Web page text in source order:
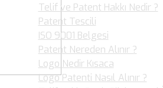
Telif ve Patent Hakkı Nedir ?
Patent Tescili
ISO 9001 Belgesi
Patent Nereden Alınır ?
Logo Nedir Kısaca
Logo Patenti Nasıl Alınır ?